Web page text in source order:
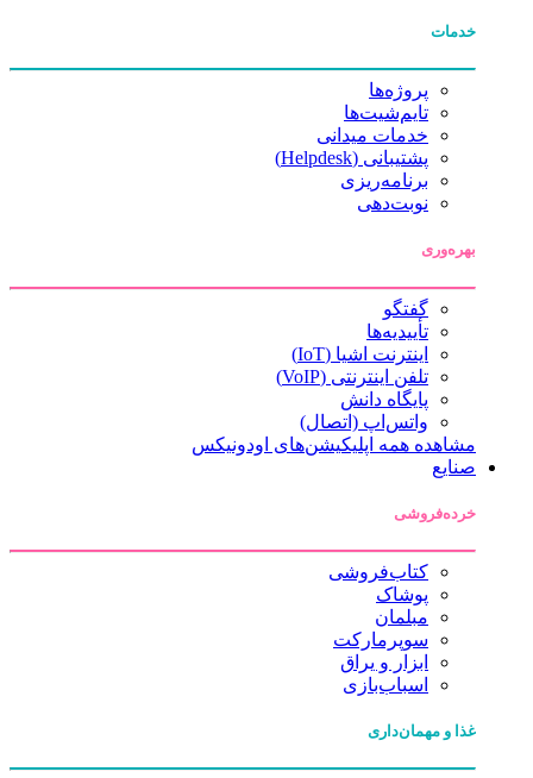
خدمات
پروژه‌ها
تایم‌شیت‌ها
خدمات میدانی
پشتیبانی (Helpdesk)
برنامه‌ریزی
نوبت‌دهی
بهره‌وری
گفتگو
تأییدیه‌ها
اینترنت اشیا (IoT)
تلفن اینترنتی (VoIP)
پایگاه دانش
واتس‌اپ (اتصال)
مشاهده همه اپلیکیشن‌های اودونیکس
صنایع
خرده‌فروشی
کتاب‌فروشی
پوشاک
مبلمان
سوپرمارکت
ابزار و یراق
اسباب‌بازی
غذا و مهمان‌داری